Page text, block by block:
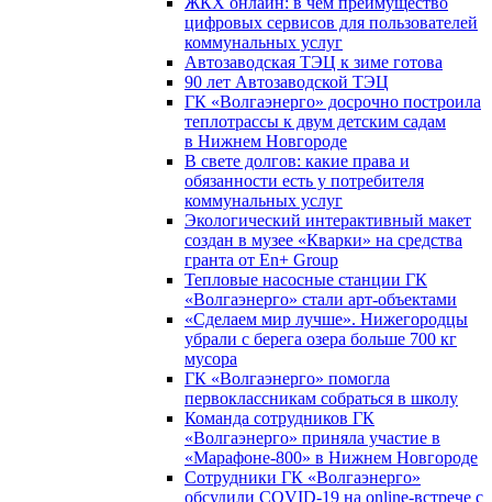
цифровых сервисов для пользователей
коммунальных услуг
Автозаводская ТЭЦ к зиме готова
90 лет Автозаводской ТЭЦ
ГК «Волгаэнерго» досрочно построила
теплотрассы к двум детским садам
в Нижнем Новгороде
В свете долгов: какие права и
обязанности есть у потребителя
коммунальных услуг
Экологический интерактивный макет
создан в музее «Кварки» на средства
гранта от En+ Group
Тепловые насосные станции ГК
«Волгаэнерго» стали арт-объектами
«Сделаем мир лучше». Нижегородцы
убрали с берега озера больше 700 кг
мусора
ГК «Волгаэнерго» помогла
первоклассникам собраться в школу
Команда сотрудников ГК
«Волгаэнерго» приняла участие в
«Марафоне-800» в Нижнем Новгороде
Сотрудники ГК «Волгаэнерго»
обсудили COVID-19 на online-встрече с